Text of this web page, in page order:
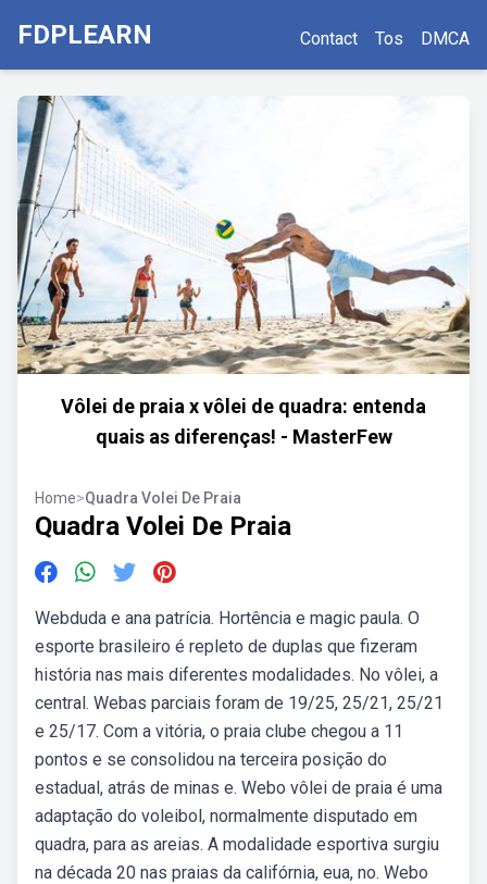
FDPLEARN Contact Tos DMCA
Vôlei de praia x vôlei de quadra: entenda
quais as diferenças! - MasterFew
Home>Quadra Volei De Praia
Quadra Volei De Praia
Webduda e ana patrícia. Hortência e magic paula. O
esporte brasileiro é repleto de duplas que fizeram
história nas mais diferentes modalidades. No vôlei, a
central. Webas parciais foram de 19/25, 25/21, 25/21
e 25/17. Com a vitória, o praia clube chegou a 11
pontos e se consolidou na terceira posição do
estadual, atrás de minas e. Webo vôlei de praia é uma
adaptação do voleibol, normalmente disputado em
quadra, para as areias. A modalidade esportiva surgiu
na década 20 nas praias da califórnia, eua, no. Webo